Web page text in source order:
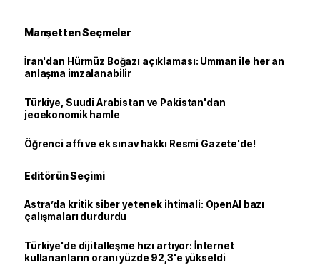
Manşetten Seçmeler
İran'dan Hürmüz Boğazı açıklaması: Umman ile her an
anlaşma imzalanabilir
Türkiye, Suudi Arabistan ve Pakistan'dan
jeoekonomik hamle
Öğrenci affı ve ek sınav hakkı Resmi Gazete'de!
Editörün Seçimi
Astra’da kritik siber yetenek ihtimali: OpenAI bazı
çalışmaları durdurdu
Türkiye'de dijitalleşme hızı artıyor: İnternet
kullananların oranı yüzde 92,3'e yükseldi